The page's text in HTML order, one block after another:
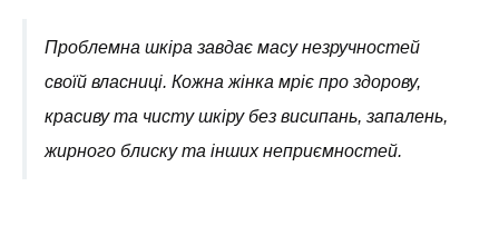
Крем-гель
Проблемна шкіра завдає масу незручностей
своїй власниці. Кожна жінка мріє про здорову,
красиву та чисту шкіру без висипань, запалень,
жирного блиску та інших неприємностей.